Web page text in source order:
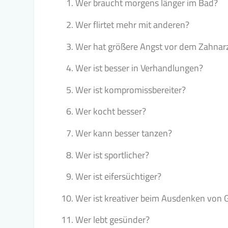
Wer braucht morgens länger im Bad?
Wer flirtet mehr mit anderen?
Wer hat größere Angst vor dem
Wer ist besser in Verhandlungen?
Wer ist kompromissbereiter?
Wer kocht besser?
Wer kann besser tanzen?
Wer ist sportlicher?
Wer ist eifersüchtiger?
Wer ist kreativer beim Ausdenken von
Wer lebt gesünder?